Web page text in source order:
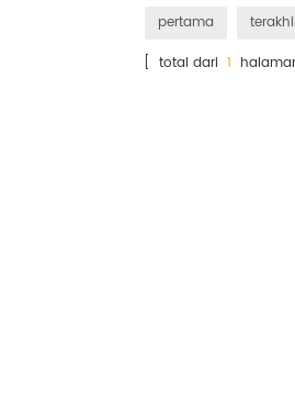
pertama
[ total dari 1